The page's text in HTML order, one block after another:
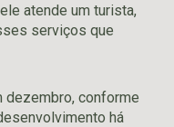
atende um turista,
serviços que
dezembro, conforme
há